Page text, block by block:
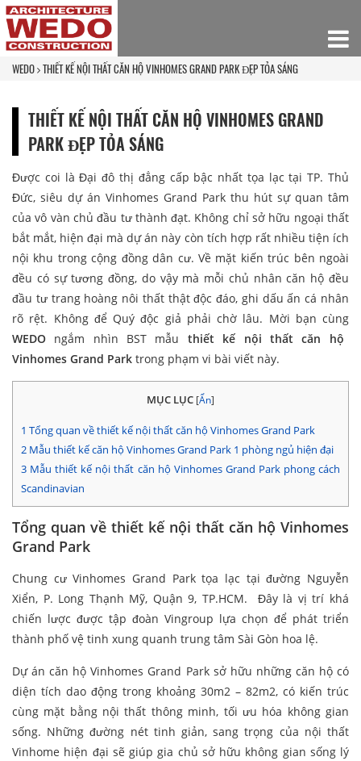
WEDO THIẾT KẾ NỘI THẤT CĂN HỘ VINHOMES GRAND PARK ĐẸP TỎA SÁNG
THIẾT KẾ NỘI THẤT CĂN HỘ VINHOMES GRAND
PARK ĐẸP TỎA SÁNG
Được coi là Đại đô thị đẳng cấp bậc nhất tọa lạc tại TP. Thủ
Đức, siêu dự án Vinhomes Grand Park thu hút sự quan tâm
của vô vàn chủ đầu tư thành đạt. Không chỉ sở hữu ngoại thất
bắt mắt, hiện đại mà dự án này còn tích hợp rất nhiều tiện ích
nội khu trong cộng đồng dân cư. Về mặt kiến trúc bên ngoài
đều có sự tương đồng, do vậy mà mỗi chủ nhân căn hộ đều
đầu tư trang hoàng nôi thất thật độc đáo, ghi dấu ấn cá nhân
rõ rệt. Không để Quý độc giả phải chờ lâu. Mời bạn cùng
WEDO ngắm nhìn BST mẫu thiết kế nội thất căn hộ
Vinhomes Grand Park trong phạm vi bài viết này.
MỤC LỤC [Ẩn]
1 Tổng quan về thiết kế nội thất căn hộ Vinhomes Grand Park
2 Mẫu thiết kế căn hộ Vinhomes Grand Park 1 phòng ngủ hiện đại
3 Mẫu thiết kế nội thất căn hộ Vinhomes Grand Park phong cách
Scandinavian
Tổng quan về thiết kế nội thất căn hộ Vinhomes
Grand Park
Chung cư Vinhomes Grand Park tọa lạc tại đường Nguyễn
Xiển, P. Long Thạnh Mỹ, Quận 9, TP.HCM. Đây là vị trí khá
chiến lược được tập đoàn Vingroup lựa chọn để phát triển
thành phố vệ tinh xung quanh trung tâm Sài Gòn hoa lệ.
Dự án căn hộ Vinhomes Grand Park sở hữu những căn hộ có
diện tích dao động trong khoảng 30m2 – 82m2, có kiến trúc
cùng mặt bằng nội thất thông minh, tối ưu hóa không gian
sống. Những đường nét tinh giản, sang trọng của nội thất
Vinhome hiện đại sẽ giúp gia chủ sở hữu không gian sống lý